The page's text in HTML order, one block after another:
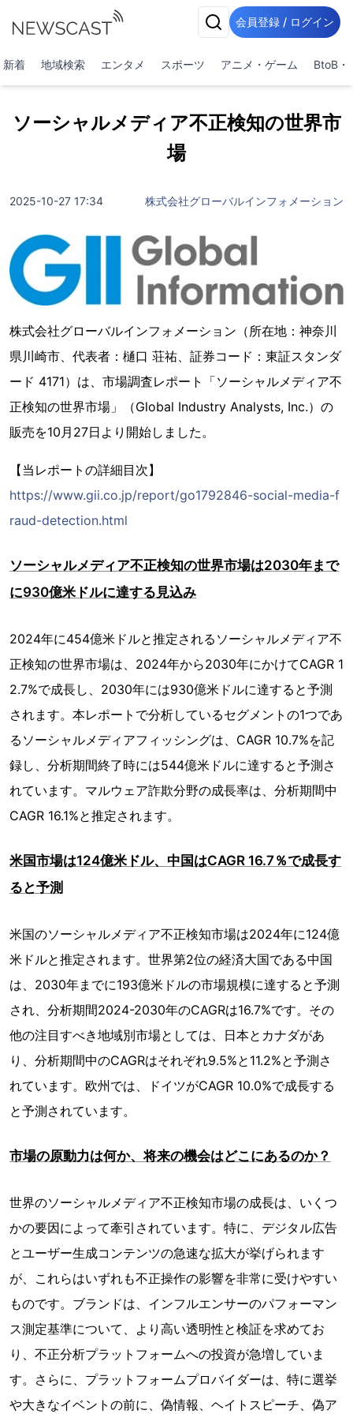
会員登録 / ログイン
新着 地域検索 エンタメ スポーツ アニメ・ゲーム BtoB・
ソーシャルメディア不正検知の世界市
場
2025-10-27 17:34 株式会社グローバルインフォメーション
株式会社グローバルインフォメーション（所在地：神奈川
県川崎市、代表者：樋口 荘祐、証券コード：東証スタンダ
ード 4171）は、市場調査レポート「ソーシャルメディア不
正検知の世界市場」（Global Industry Analysts, Inc.）の
販売を10月27日より開始しました。
【当レポートの詳細目次】
https://www.gii.co.jp/report/go1792846-social-media-f
raud-detection.html
ソーシャルメディア不正検知の世界市場は2030年まで
に930億米ドルに達する見込み
2024年に454億米ドルと推定されるソーシャルメディア不
正検知の世界市場は、2024年から2030年にかけてCAGR 1
2.7%で成長し、2030年には930億米ドルに達すると予測
されます。本レポートで分析しているセグメントの1つであ
るソーシャルメディアフィッシングは、CAGR 10.7%を記
録し、分析期間終了時には544億米ドルに達すると予測さ
れています。マルウェア詐欺分野の成長率は、分析期間中
CAGR 16.1%と推定されます。
米国市場は124億米ドル、中国はCAGR 16.7％で成長す
ると予測
米国のソーシャルメディア不正検知市場は2024年に124億
米ドルと推定されます。世界第2位の経済大国である中国
は、2030年までに193億米ドルの市場規模に達すると予測
され、分析期間2024-2030年のCAGRは16.7%です。その
他の注目すべき地域別市場としては、日本とカナダがあ
り、分析期間中のCAGRはそれぞれ9.5%と11.2%と予測さ
れています。欧州では、ドイツがCAGR 10.0%で成長する
と予測されています。
市場の原動力は何か、将来の機会はどこにあるのか？
世界のソーシャルメディア不正検知市場の成長は、いくつ
かの要因によって牽引されています。特に、デジタル広告
とユーザー生成コンテンツの急速な拡大が挙げられます
が、これらはいずれも不正操作の影響を非常に受けやすい
ものです。ブランドは、インフルエンサーのパフォーマン
ス測定基準について、より高い透明性と検証を求めてお
り、不正分析プラットフォームへの投資が急増していま
す。さらに、プラットフォームプロバイダーは、特に選挙
や大きなイベントの前に、偽情報、ヘイトスピーチ、偽ア